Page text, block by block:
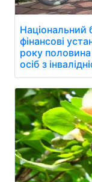
Національний
фінансові
року половина
осіб з